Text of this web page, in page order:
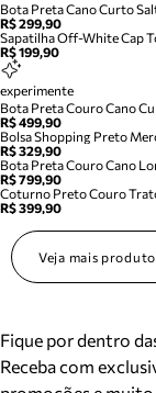
Bota Preta Cano Curto
R$ 299,90
Sapatilha Off-White Cap
R$ 199,90
experimente
Bota Preta Couro Cano
R$ 499,90
Bolsa Shopping Preto
R$ 329,90
Bota Preta Couro Cano
R$ 799,90
Coturno Preto Couro
R$ 399,90
Veja mais
Fique por dentro
Receba com